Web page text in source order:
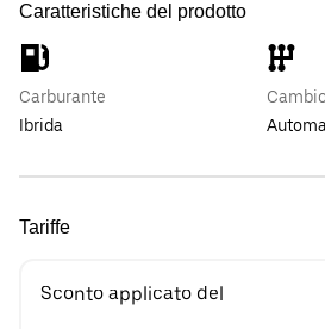
Caratteristiche del prodotto
Carburante
Ibrida
Tariffe
Sconto applicato del